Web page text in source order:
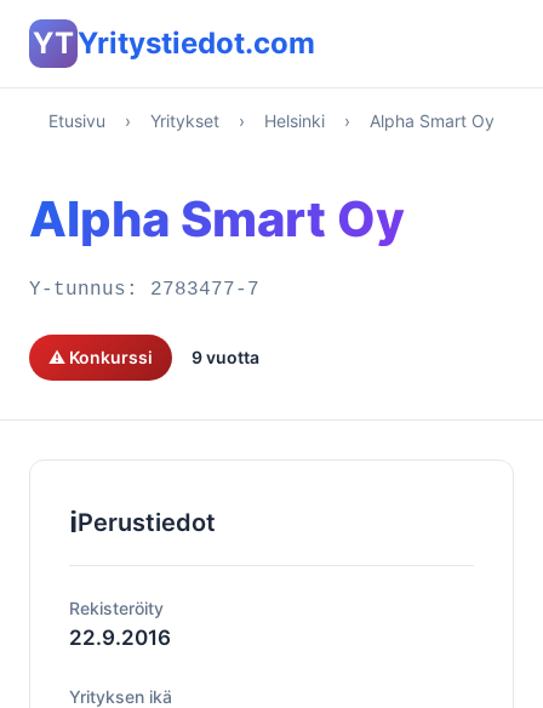
YTYritystiedot.com
Etusivu › Yritykset › Helsinki › Alpha Smart Oy
Alpha Smart Oy
Y-tunnus: 2783477-7
⚠️ Konkurssi 9 vuotta
ℹ️Perustiedot
Rekisteröity
22.9.2016
Yrityksen ikä